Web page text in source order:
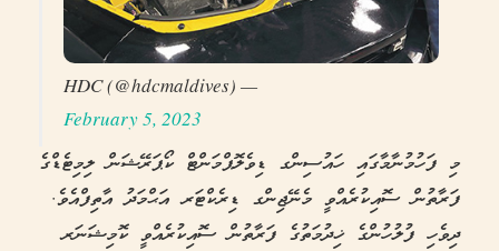
— HDC (@hdcmaldives)
February 5, 2023
މި ފަހުމުނާމާގައި ހައުސިންގ ޑިވެލޮޕްމަންޓް ކޯޕަރޭޝަން ލިމިޓެޑްގެ
ފަރާތުން ސޮއިކުރެއްވީ މެނޭޖިންގ ޑިރެކްޓަރ އަޙްމަދު އާތިފްއެވެ.
ދިވެހި ފުލުހުންގެ ޚިދުމަތުގެ ފަރާތުން ސޮއިކުރެއްވީ ކޮމިޝަނަރ